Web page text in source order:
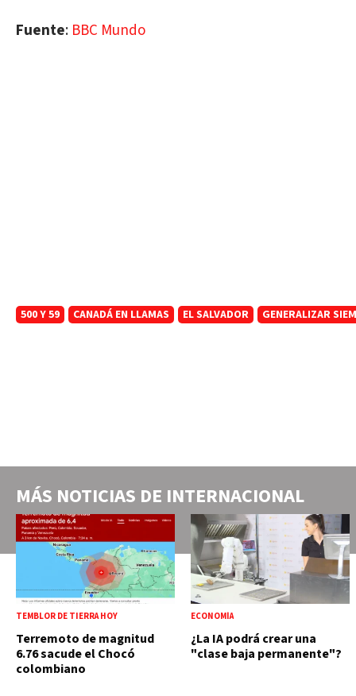
Fuente: BBC Mundo
500 Y 59 CANADÁ EN LLAMAS EL SALVADOR GENERALIZAR
MÁS NOTICIAS DE INTERNACIONAL
TEMBLOR DE TIERRA HOY
Terremoto de magnitud
6.76 sacude el Chocó
colombiano
ECONOMÍA
¿La IA podrá crear una
"clase baja permanente"?